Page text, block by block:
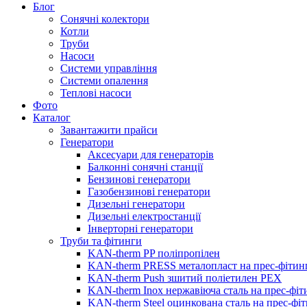
Блог
Сонячні колектори
Котли
Труби
Насоси
Системи управління
Системи опалення
Теплові насоси
Фото
Каталог
Завантажити прайси
Генератори
Аксесуари для генераторів
Балконні сонячні станції
Бензинові генератори
Газобензинові генератори
Дизельні генератори
Дизельні електростанції
Інверторні генератори
Труби та фітинги
KAN-therm PP поліпропілен
KAN-therm PRESS металопласт на прес-
KAN-therm Push зшитий поліетилен PEX
KAN-therm Inox нержавіюча сталь на прес-
KAN-therm Steel оцинкована сталь на прес-